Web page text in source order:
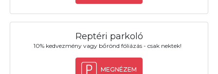
Reptéri parkoló
10% kedvezmény vagy bőrönd fóliázás - csak nektek!
MEGNÉZEM